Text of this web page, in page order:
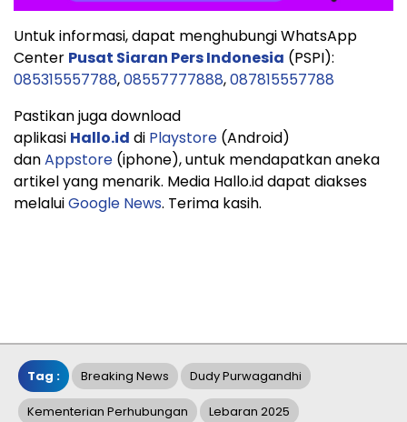
Untuk informasi, dapat menghubungi WhatsApp
Center Pusat Siaran Pers Indonesia (PSPI):
085315557788,08557777888,087815557788
Pastikan juga download
aplikasi Hallo.id di Playstore (Android)
danAppstore (iphone), untuk mendapatkan aneka
artikel yang menarik. Media Hallo.id dapat diakses
melaluiGoogle News. Terima kasih.
Tag : Breaking News Dudy Purwagandhi
Kementerian Perhubungan Lebaran 2025